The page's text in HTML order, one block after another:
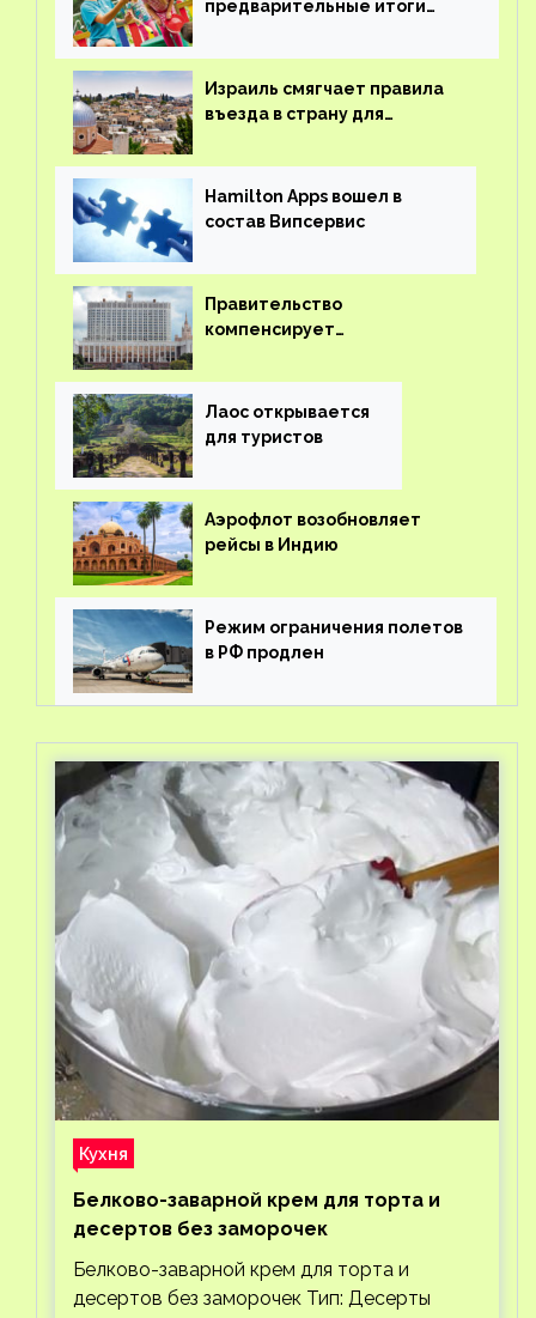
предварительные итоги
Израиль смягчает правила
въезда в страну для
Hamilton Apps вошел в
состав Випсервис
Правительство
компенсирует
вывоз россиян из-за рубежа
Лаос открывается
для туристов
Аэрофлот возобновляет
рейсы в Индию
Режим ограничения полетов
в РФ продлен
Кухня
Белково-заварной крем для торта и
десертов без заморочек
Белково-заварной крем для торта и
десертов без заморочек Тип: Десерты